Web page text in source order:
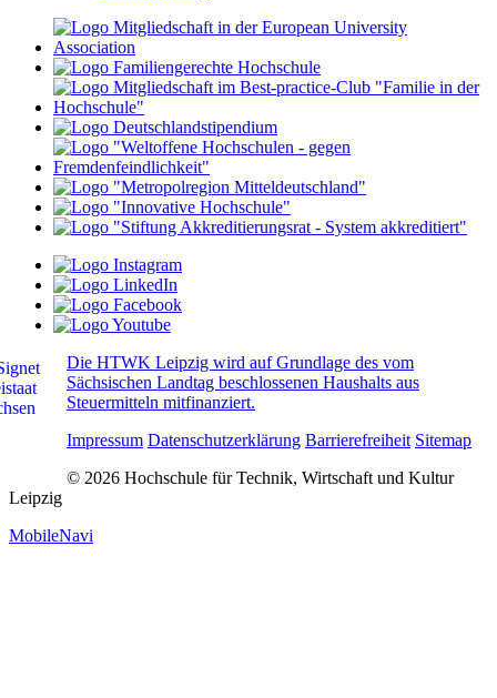
Die HTWK Leipzig wird auf Grundlage des vom
Sächsischen Landtag beschlossenen Haushalts aus
Steuermitteln mitfinanziert.
Impressum Datenschutzerklärung Barrierefreiheit Sitemap
© 2026 Hochschule für Technik, Wirtschaft und Kultur
Leipzig
MobileNavi